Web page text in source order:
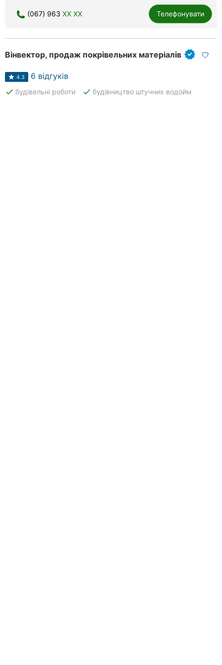
(067) 963 XX XX Телефонувати
Вінвектор, продаж покрівельних матеріалів
4.3 6 відгуків
done будівельні роботи done будівництво штучних водойм